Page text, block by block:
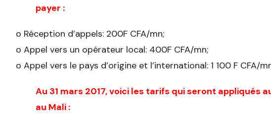
payer :
o Réception d’appels: 200F CFA/mn;
o Appel vers un opérateur local: 400F CFA/mn;
o Appel vers le pays d’origine et l’international: 1 100 F CFA/
Au 31 mars 2017, voici les tarifs qui seront appliqués
au Mali :